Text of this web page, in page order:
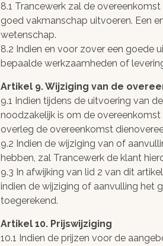
8.1 Trancewerk zal de
goed vakmanschap uitvoeren. Een
wetenschap.
8.2 Indien en voor zover een goede
bepaalde werkzaamheden of
Artikel 9. Wijziging van de
9.1 Indien tijdens de uitvoering van
noodzakelijk is om de
overleg de overeenkomst
9.2 Indien de wijziging van of
hebben, zal Trancewerk de klant
9.3 In afwijking van lid 2 van dit
indien de wijziging of aanvulling het
toegerekend.
Artikel 10. Prijswijziging
10.1 Indien de prijzen voor de